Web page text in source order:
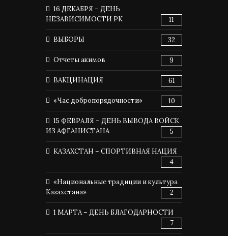
16 ДЕКАБРЯ – ДЕНЬ
НЕЗАВИСИМОСТИ РК
11
ВЫБОРЫ 32
Отчеты акимов 9
ВАКЦИНАЦИЯ 61
«Час добропорядочности» 10
15 ФЕВРАЛЯ – ДЕНЬ ВЫВОДА ВОЙСК
ИЗ АФГАНИСТАНА
5
КАЗАХСТАН – СПОРТИВНАЯ НАЦИЯ
4
«Национальные традиции и культура
Казахстана»
2
1 МАРТА – ДЕНЬ БЛАГОДАРНОСТИ
7